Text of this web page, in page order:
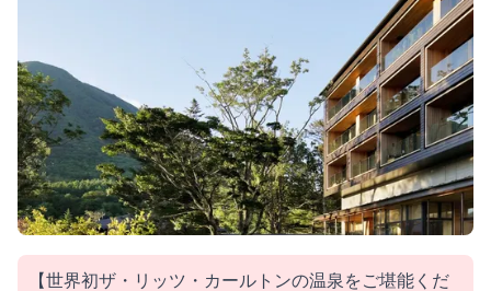
【世界初ザ・リッツ・カールトンの温泉をご堪能くだ